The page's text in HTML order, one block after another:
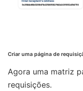
Criar uma página de
Agora uma matriz
requisições.